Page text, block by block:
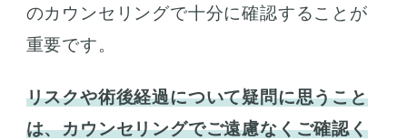
のカウンセリングで十分に確認することが
重要です。
リスクや術後経過について疑問に思うこと
は、カウンセリングでご遠慮なくご確認く